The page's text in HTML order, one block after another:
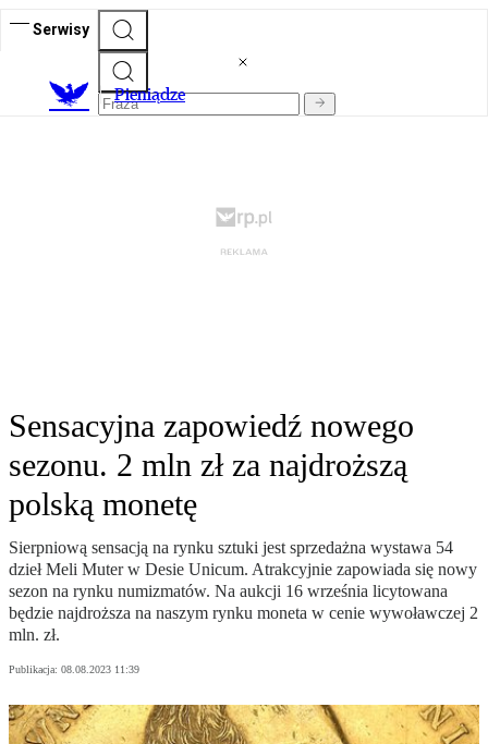
Serwisy
Pieniądze
Sensacyjna zapowiedź nowego
sezonu. 2 mln zł za najdroższą
polską monetę
Sierpniową sensacją na rynku sztuki jest sprzedażna wystawa 54
dzieł Meli Muter w Desie Unicum. Atrakcyjnie zapowiada się nowy
sezon na rynku numizmatów. Na aukcji 16 września licytowana
będzie najdroższa na naszym rynku moneta w cenie wywoławczej 2
mln. zł.
Publikacja: 08.08.2023 11:39